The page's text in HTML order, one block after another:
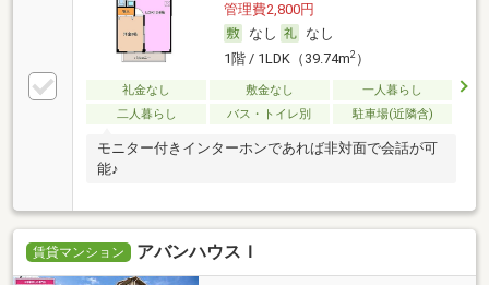
管理費2,800円
なし
なし
1階 / 1LDK（39.74m2）
礼金なし 敷金なし
一人暮らし
二人暮らし
バス・トイレ別 駐車場(近隣含)
モニター付きインターホンであれば非対面で会話が可
能♪
賃貸マンション アバンハウスＩ